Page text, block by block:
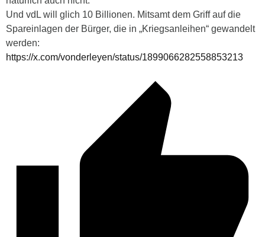
Und vdL will glich 10 Billionen. Mitsamt dem Griff auf die
Spareinlagen der Bürger, die in „Kriegsanleihen“ gewandelt
werden:
https://x.com/vonderleyen/status/1899066282558853213